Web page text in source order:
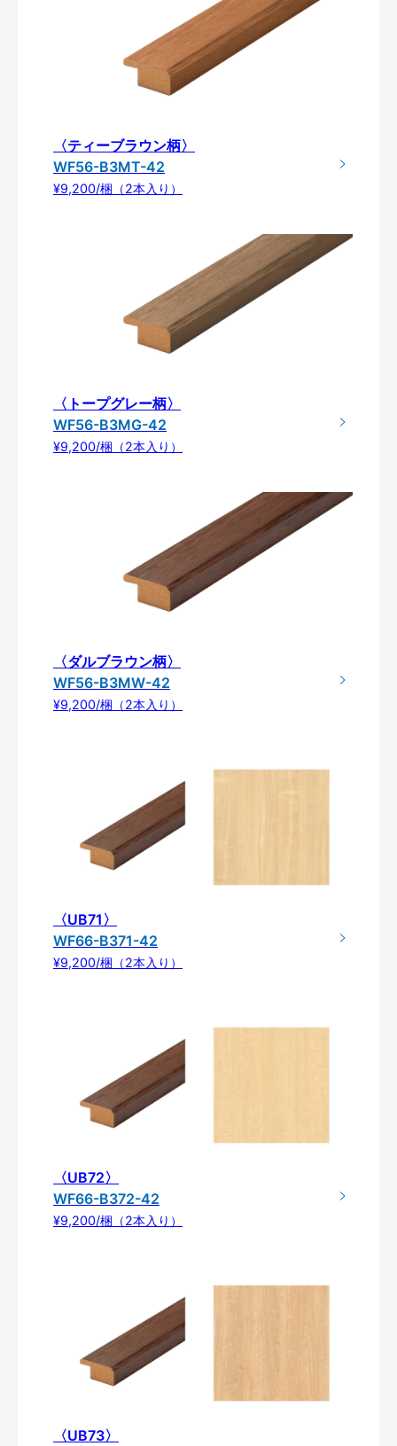
〈ティーブラウン柄〉
WF56-B3MT-42
¥9,200/梱（2本入り）
〈トープグレー柄〉
WF56-B3MG-42
¥9,200/梱（2本入り）
〈ダルブラウン柄〉
WF56-B3MW-42
¥9,200/梱（2本入り）
〈UB71〉
WF66-B371-42
¥9,200/梱（2本入り）
〈UB72〉
WF66-B372-42
¥9,200/梱（2本入り）
〈UB73〉